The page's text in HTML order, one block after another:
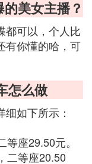
美女主播？
都可以，个人比
有你懂的哈，可
怎么做
如下所示：
座29.50元。
二等座20.50